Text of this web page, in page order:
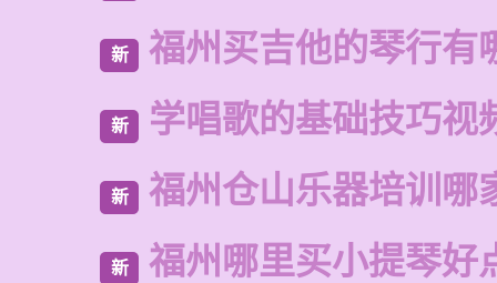
新 福州买吉他的琴行有
新 学唱歌的基础技巧视
新 福州仓山乐器培训哪
新 福州哪里买小提琴好